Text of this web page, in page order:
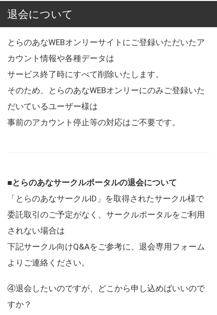
退会について
とらのあなWEBオンリーサイトにご登録いただいたア
カウント情報や各種データは
サービス終了時にすべて削除いたします。
そのため、とらのあなWEBオンリーにのみご登録いた
だいているユーザー様は
事前のアカウント停止等の対応はご不要です。
■とらのあなサークルポータルの退会について
「とらのあなサークルID」を取得されたサークル様で
委託取引のご予定がなく、サークルポータルをご利用
されない場合は
下記サークル向けQ&Aをご参考に、退会専用フォーム
よりご連絡ください。
④退会したいのですが、どこから申し込めばいいので
すか？